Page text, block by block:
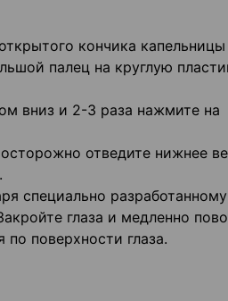
кончика
палец на круглую
вниз и 2-3 раза нажмите на
отведите нижнее
специально разработанному
глаза и медленно
поверхности глаза.